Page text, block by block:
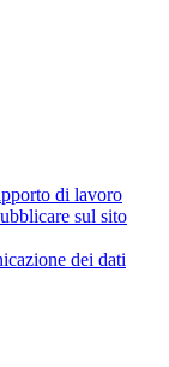
di lavoro
sul sito
dei dati